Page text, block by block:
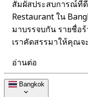
สัมผัสประสบการณ์ที่
Restaurant ใน
มาบรรจบกัน รายชื่อ
เราคัดสรรมาให้คุณ
อ่านต่อ
Bangkok